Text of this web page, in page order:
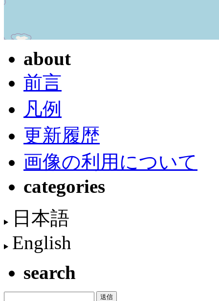
about
前言
凡例
更新履歴
画像の利用について
categories
日本語
English
search